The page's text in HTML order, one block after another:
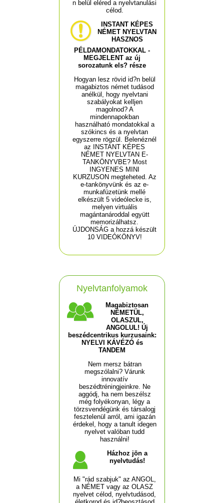
n belül eléred a nyelvtanulási
célod.
INSTANT KÉPES
NÉMET NYELVTAN
HASZNOS
PÉLDAMONDATOKKAL -
MEGJELENT az új
sorozatunk els? része
Hogyan lesz rövid id?n belül
magabiztos német tudásod
anélkül, hogy nyelvtani
szabályokat kelljen
magolnod? A
mindennapokban
használható mondatokkal a
szókincs és a nyelvtan
egyszerre rögzül. Belenéznél
az INSTANT KÉPES
NÉMET NYELVTAN E-
TANKÖNYVBE? Most
INGYENES MINI
KURZUSON megteheted. Az
e-tankönyvünk és az e-
munkafüzetünk mellé
elkészült 5 videólecke is,
melyen virtuális
magántanároddal együtt
memorizálhatsz.
ÚJDONSÁG a hozzá készült
10 VIDEÓKÖNYV!
Nyelvtanfolyamok
Magabiztosan
NÉMETÜL,
OLASZUL,
ANGOLUL! Új
beszédcentrikus kurzusaink:
NYELVI KÁVÉZÓ és
TANDEM
Nem mersz bátran
megszólalni? Várunk
innovatív
beszédtréningjeinkre. Ne
aggódj, ha nem beszélsz
még folyékonyan, légy a
törzsvendégünk és társalogj
fesztelenül arról, ami igazán
érdekel, hogy a tanult idegen
nyelvet valóban tudd
használni!
Házhoz jön a
nyelvtudás!
Mi "rád szabjuk" az ANGOL,
a NÉMET vagy az OLASZ
nyelvet célod, nyelvtudásod,